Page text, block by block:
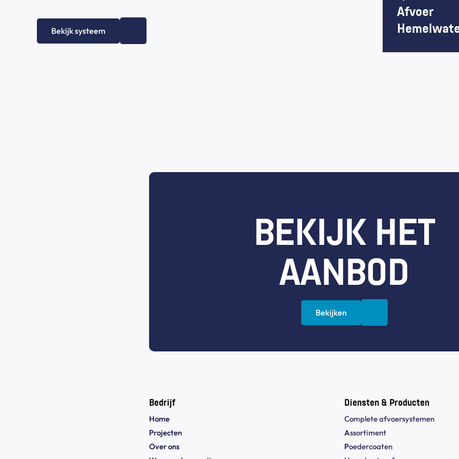
Bekijk systeem
Afvoer
BEKIJK HET
AANBOD
Bekijken
Bedrijf
Home
Projecten
Over ons
Diensten & Producten
Complete afvoersystemen
Assortiment
Poedercoaten